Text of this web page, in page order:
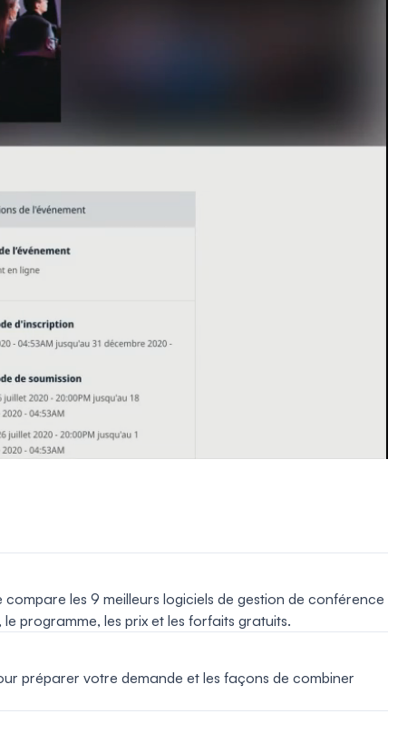
les 9 meilleurs logiciels de gestion de conférence
programme, les prix et les forfaits gratuits.
préparer votre demande et les façons de combiner